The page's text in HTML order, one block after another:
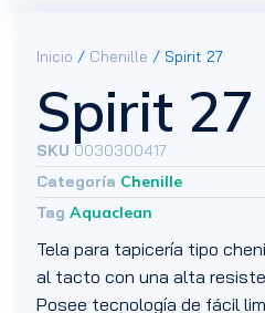
Inicio / Chenille / Spirit 27
Spirit 27
SKU 0030300417
Categoría Chenille
Tag Aquaclean
Tela para tapicería tipo
al tacto con una alta
Posee tecnología de fácil